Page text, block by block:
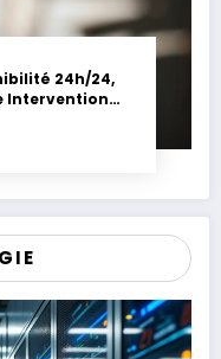
24h/24,
Intervention